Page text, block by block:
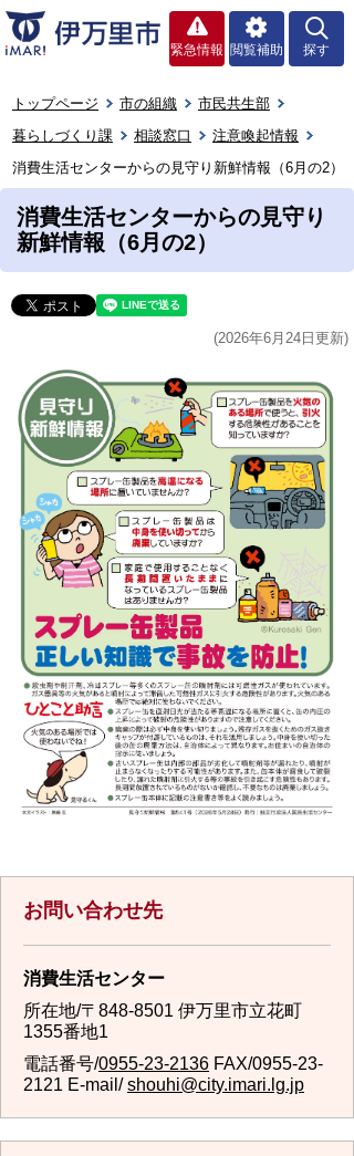
緊急情報 閲覧補助 探す
トップページ 市の組織
市民共生部
暮らしづくり課
相談窓口
注意喚起情報
消費生活センターからの見守り新鮮情報（6月の2）
消費生活センターからの見守り
新鮮情報（6月の2）
(2026年6月24日更新)
お問い合わせ先
消費生活センター
所在地/〒848-8501 伊万里市立花町
1355番地1
電話番号/0955-23-2136 FAX/0955-23-
2121 E-mail/ shouhi@city.imari.lg.jp